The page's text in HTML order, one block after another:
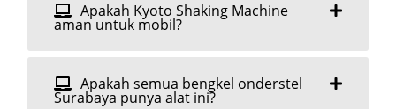
Apakah Kyoto Shaking Machine
aman untuk mobil?
Apakah semua bengkel onderstel
Surabaya punya alat ini?